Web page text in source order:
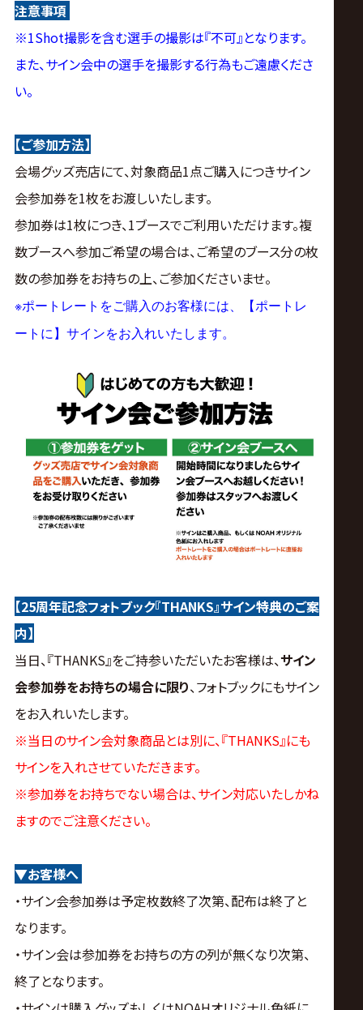
注意事項
※1Shot撮影を含む選手の撮影は『不可』となります。
また、サイン会中の選手を撮影する行為もご遠慮くださ
い。
【ご参加方法】
会場グッズ売店にて、対象商品1点ご購入につきサイン
会参加券を1枚をお渡しいたします。
参加券は1枚につき、1ブースでご利用いただけます。複
数ブースへ参加ご希望の場合は、ご希望のブース分の枚
数の参加券をお持ちの上、ご参加くださいませ。
※ポートレートをご購入のお客様には、【ポートレ
ートに】サインをお入れいたします。
【25周年記念フォトブック『THANKS』サイン特典のご案
内】
当日、『THANKS』をご持参いただいたお客様は、サイン
会参加券をお持ちの場合に限り、フォトブックにもサイン
をお入れいたします。
※当日のサイン会対象商品とは別に、『THANKS』にも
サインを入れさせていただきます。
※参加券をお持ちでない場合は、サイン対応いたしかね
ますのでご注意ください。
▼お客様へ
・サイン会参加券は予定枚数終了次第、配布は終了と
なります。
・サイン会は参加券をお持ちの方の列が無くなり次第、
終了となります。